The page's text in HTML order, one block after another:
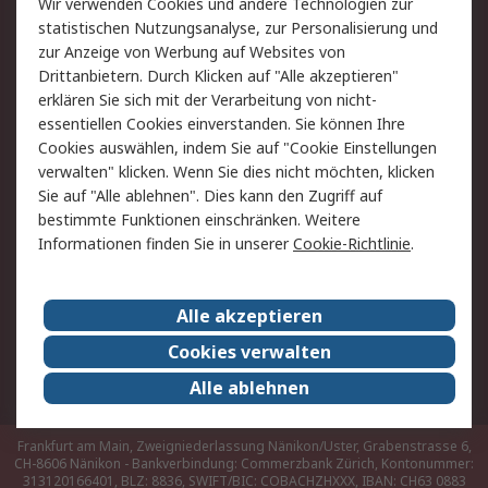
Hilfe
Rechtliches
AGB
Datenschutz
Cookie-Richtlinie
Zahlungsbedingungen
Copyright/Impressum
Über RS
Karriere bei RS
Nachhaltigkeit
Qualität/Umwelt/ZertifikatePresse-Center
Event-Center
Frankfurt am Main, Zweigniederlassung Nänikon/Uster, Grabenstrasse 6,
CH-8606 Nänikon - Bankverbindung: Commerzbank Zürich, Kontonummer:
313120166401, BLZ: 8836, SWIFT/BIC: COBACHZHXXX, IBAN: CH63 0883
statistischen Nutzungsanalyse, zur Personalisierung und
zur Anzeige von Werbung auf Websites von
Drittanbietern. Durch Klicken auf "Alle akzeptieren"
erklären Sie sich mit der Verarbeitung von nicht-
essentiellen Cookies einverstanden. Sie können Ihre
Cookies auswählen, indem Sie auf "Cookie Einstellungen
verwalten" klicken. Wenn Sie dies nicht möchten, klicken
Sie auf "Alle ablehnen". Dies kann den Zugriff auf
bestimmte Funktionen einschränken. Weitere
Informationen finden Sie in unsererCookie-Richtlinie.
Alle akzeptieren
Cookies verwalten
Alle ablehnen